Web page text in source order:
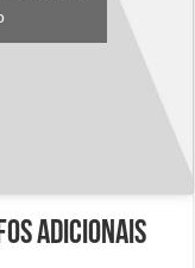
adicionais